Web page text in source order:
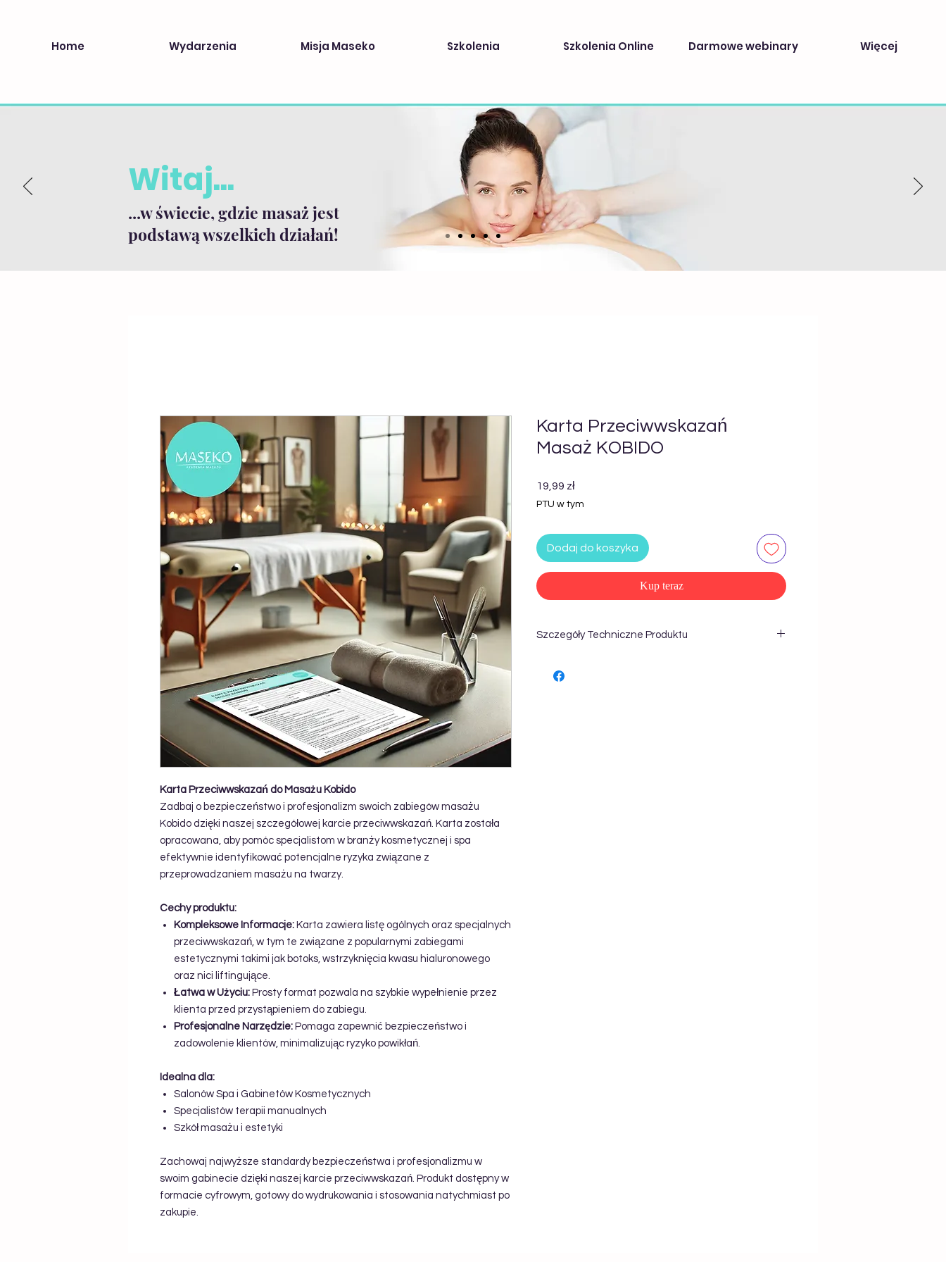
Home Wydarzenia Misja Maseko Szkolenia Szkolenia Online Darmowe webinary Więcej
Witaj...
...w świecie, gdzie masaż jest
podstawą wszelkich działań!
Karta Przeciwwskazań do Masażu Kobido
Zadbaj o bezpieczeństwo i profesjonalizm swoich zabiegów masażu
Kobido dzięki naszej szczegółowej karcie przeciwwskazań. Karta została
opracowana, aby pomóc specjalistom w branży kosmetycznej i spa
efektywnie identyfikować potencjalne ryzyka związane z
przeprowadzaniem masażu na twarzy.
Cechy produktu:
Kompleksowe Informacje: Karta zawiera listę ogólnych oraz specjalnych
przeciwwskazań, w tym te związane z popularnymi zabiegami
estetycznymi takimi jak botoks, wstrzyknięcia kwasu hialuronowego
oraz nici liftingujące.
Łatwa w Użyciu: Prosty format pozwala na szybkie wypełnienie przez
klienta przed przystąpieniem do zabiegu.
Profesjonalne Narzędzie: Pomaga zapewnić bezpieczeństwo i
zadowolenie klientów, minimalizując ryzyko powikłań.
Idealna dla:
Salonów Spa i Gabinetów Kosmetycznych
Specjalistów terapii manualnych
Szkół masażu i estetyki
Zachowaj najwyższe standardy bezpieczeństwa i profesjonalizmu w
swoim gabinecie dzięki naszej karcie przeciwwskazań. Produkt dostępny w
formacie cyfrowym, gotowy do wydrukowania i stosowania natychmiast po
zakupie.
Karta Przeciwwskazań
Masaż KOBIDO
19,99 złCena
PTU w tym
Dodaj do koszyka
Kup teraz
Szczegóły Techniczne Produktu
Ilość stron: 1